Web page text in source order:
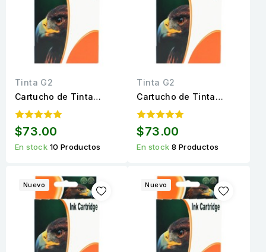
Tinta G2
Cartucho de Tinta
LC203BK Negro
páginas
$73.00
En stock 10 Productos
Tinta G2
Cartucho de Tinta
LC203C Cyan
páginas
$73.00
En stock8 Productos
Nuevo Nuevo